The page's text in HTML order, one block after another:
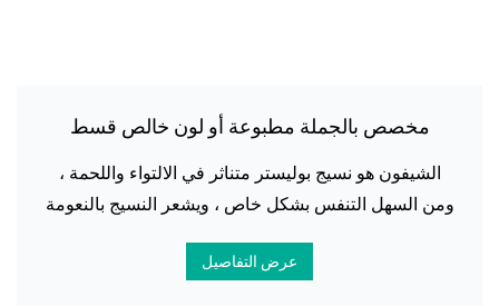
مخصص بالجملة مطبوعة أو لون خالص قسط
الشيفون هو نسيج بوليستر متناثر في الالتواء واللحمة ،
ومن السهل التنفس بشكل خاص ، ويشعر النسيج بالنعومة
عرض التفاصيل